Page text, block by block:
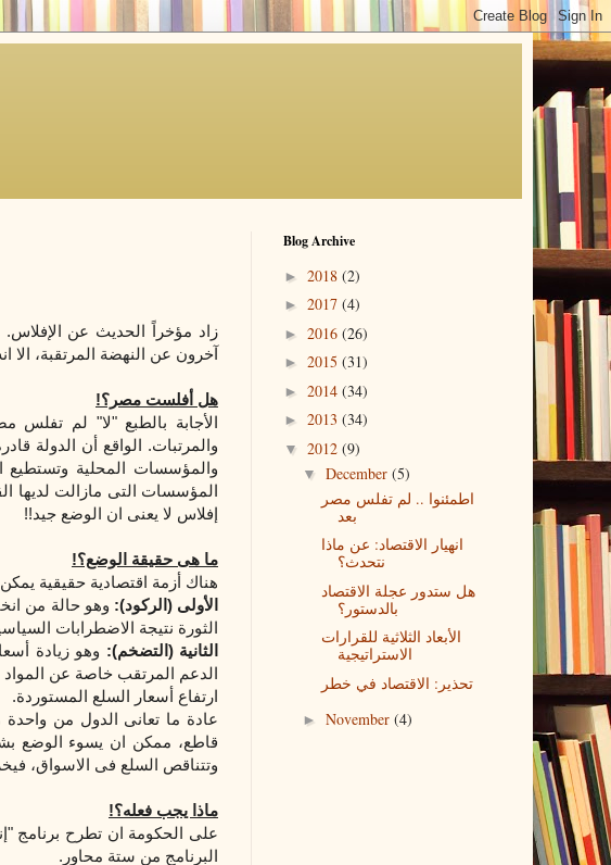
زاد مؤخراً الحديث عن
آخرون عن النهضة المرتقبة، الا
هل أفلست مصر؟!
الأجابة بالطبع "لا" لم تفلس
والمؤسسات المحلية وتستطيع
المؤسسات التى مازالت لديها
إفلاس لا يعنى ان الوضع جيد!!
ما هى حقيقة الوضع؟!
هناك أزمة اقتصادية حقيقية
الأولى (الركود): وهو حالة من
الثورة نتيجة الاضطرابات
الثانية (التضخم): وهو زيادة
الدعم المرتقب خاصة عن
ارتفاع أسعار السلع المستوردة.
عادة ما تعانى الدول من واحدة
قاطع، ممكن ان يسوء الوضع
وتتناقص السلع فى الاسواق،
ماذا يجب فعله؟!
على الحكومة ان تطرح برنامج
البرنامج من ستة محاور.
Blog Archive
► 2018 (2)
► 2017 (4)
► 2016 (26)
► 2015 (31)
► 2014 (34)
► 2013 (34)
▼ 2012 (9)
▼ December (5)
اطمئنوا .. لم تفلس مصر
بعد
انهيار الاقتصاد: عن ماذا
نتحدث؟
هل ستدور عجلة الاقتصاد
بالدستور؟
الأبعاد الثلاثية للقرارات
الاستراتيجية
تحذير: الاقتصاد في خطر
► November (4)